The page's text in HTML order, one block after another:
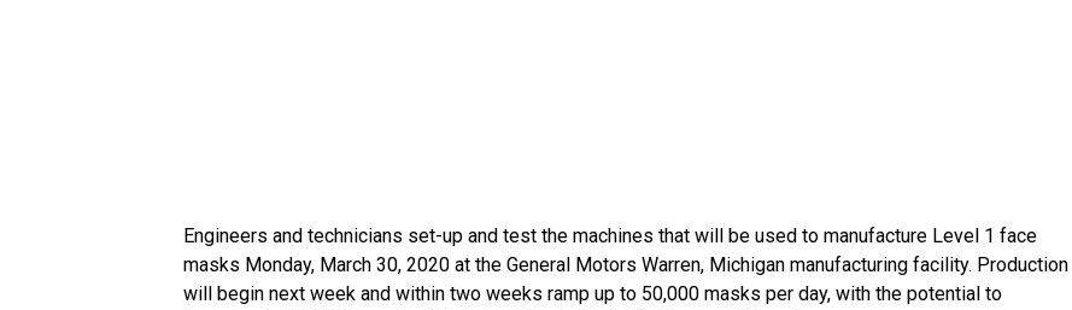
Engineers and technicians set-up and test the machines that will be used to manufacture Level 1 face
masks Monday, March 30, 2020 at the General Motors Warren, Michigan manufacturing facility. Production
will begin next week and within two weeks ramp up to 50,000 masks per day, with the potential to